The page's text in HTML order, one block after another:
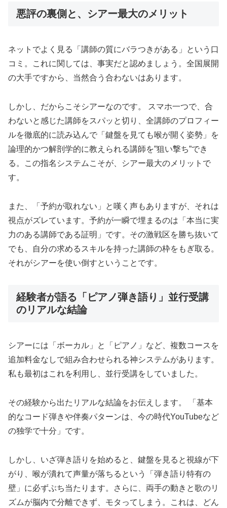
悪評の裏側と、シアー最大のメリット
ネットでよく見る「講師の質にバラつきがある」という口
コミ。これに関しては、事実だと認めましょう。全国展開
の大手ですから、当然合う合わないはあります。
しかし、だからこそシアーなのです。 スマホ一つで、合
わないと感じた講師をスパッと切り、全講師のプロフィー
ルを徹底的に読み込んで「鍵盤を見ても喉が開く姿勢」を
論理的かつ解剖学的に教えられる講師を”狙い撃ち”でき
る。この指名システムこそが、シアー最大のメリットで
す。
また、「予約が取れない」と嘆く声もありますが、それは
視点がズレています。予約が一瞬で埋まるのは「本当に実
力のある講師である証明」です。その激戦区を勝ち抜いて
でも、自分の求めるスキルを持った講師の枠をもぎ取る。
それがシアーを使い倒すということです。
経験者が語る「ピアノ弾き語り」並行受講
のリアルな結論
シアーには「ボーカル」と「ピアノ」など、複数コースを
追加料金なしで組み合わせられる神システムがあります。
私も最初はこれを利用し、並行受講をしていました。
その経験から出たリアルな結論をお伝えします。 「基本
的なコード弾きや伴奏パターンは、今の時代YouTubeなど
の独学で十分」です。
しかし、いざ弾き語りを始めると、鍵盤を見ると視線が下
がり、喉が潰れて声量が落ちるという「弾き語り特有の
壁」に必ずぶち当たります。さらに、両手の動きと歌のリ
ズムが脳内で分離できず、モタってしまう。これは、どん